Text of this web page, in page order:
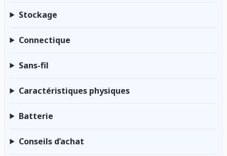
Stockage
Connectique
Sans-fil
Caractéristiques physiques
Batterie
Conseils d’achat